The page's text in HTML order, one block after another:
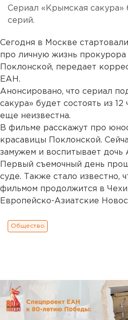
Сериал «Крымская сакура»
серий.
Сегодня в Москве
про личную жизнь
Поклонской, передает
ЕАН.
Анонсировано, что сериал
сакура» будет состоять из
еще неизвестна.
В фильме расскажут про
красавицы Поклонской.
замужем и воспитывает дочь
Первый съемочный день
суде. Также стало известно,
фильмом продолжится в
Европейско-Азиатские
Общество